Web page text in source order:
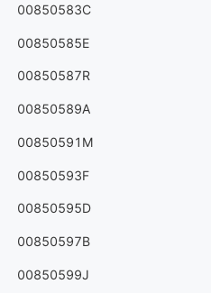
00850583C
00850585E
00850587R
00850589A
00850591M
00850593F
00850595D
00850597B
00850599J